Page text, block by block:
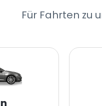
Für Fahrten zu